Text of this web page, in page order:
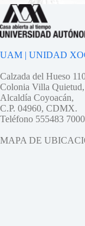
UAM | UNIDAD
Calzada del Hueso
Colonia Villa Quietud,
Alcaldía Coyoacán,
C.P. 04960, CDMX.
Teléfono 555483 7000
MAPA DE